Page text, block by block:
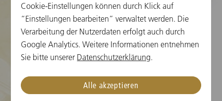
Cookie-Einstellungen
Karteninformation
Medien
Cookie-Einstellungen können durch Klick auf
“Einstellungen bearbeiten” verwaltet werden. Die
Verarbeitung der Nutzerdaten erfolgt auch durch
Google Analytics. Weitere Informationen entnehmen
Sie bitte unserer Datenschutzerklärung.
Alle akzeptieren